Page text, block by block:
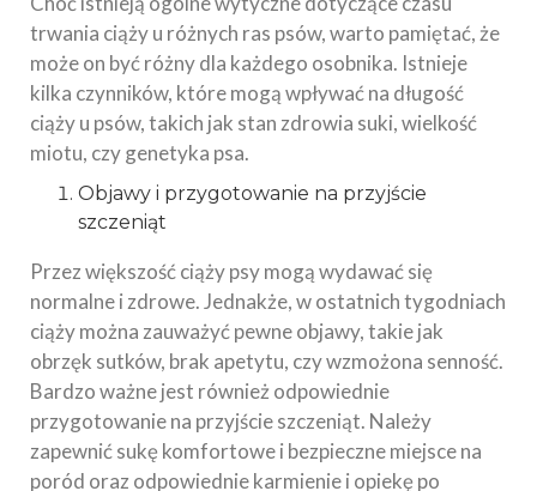
trwania ciąży u różnych ras psów, warto pamiętać, że
może on być różny dla każdego osobnika. Istnieje
kilka czynników, które mogą wpływać na długość
ciąży u psów, takich jak stan zdrowia suki, wielkość
miotu, czy genetyka psa.
Objawy i przygotowanie na przyjście
szczeniąt
Przez większość ciąży psy mogą wydawać się
normalne i zdrowe. Jednakże, w ostatnich tygodniach
ciąży można zauważyć pewne objawy, takie jak
obrzęk sutków, brak apetytu, czy wzmożona senność.
Bardzo ważne jest również odpowiednie
przygotowanie na przyjście szczeniąt. Należy
zapewnić sukę komfortowe i bezpieczne miejsce na
poród oraz odpowiednie karmienie i opiekę po